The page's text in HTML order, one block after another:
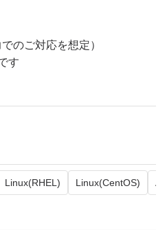
のご対応を想定）
す
Linux(RHEL) Linux(CentOS)